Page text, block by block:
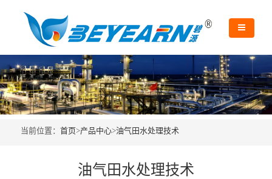
当前位置： 首页>产品中心>油气田水处理技术
油气田水处理技术